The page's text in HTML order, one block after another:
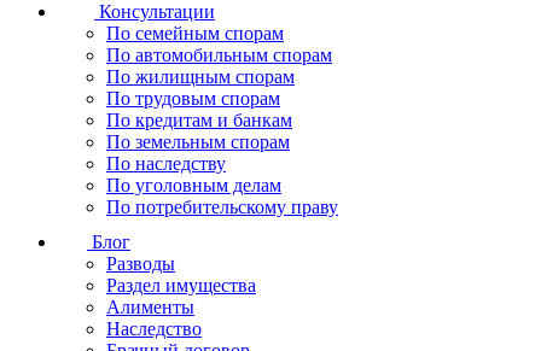
Консультации
По семейным спорам
По автомобильным спорам
По жилищным спорам
По трудовым спорам
По кредитам и банкам
По земельным спорам
По наследству
По уголовным делам
По потребительскому праву
Блог
Разводы
Раздел имущества
Алименты
Наследство